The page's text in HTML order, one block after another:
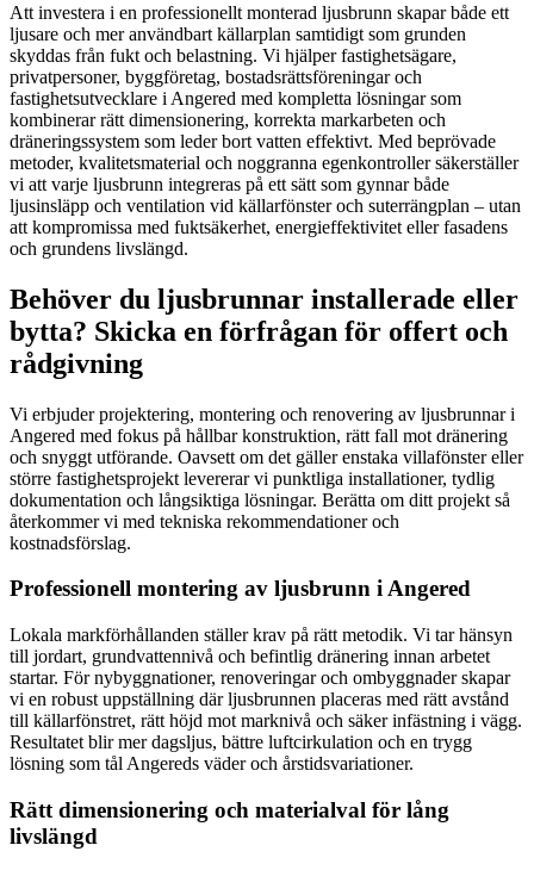
Att investera i en professionellt monterad ljusbrunn skapar både ett
ljusare och mer användbart källarplan samtidigt som grunden
skyddas från fukt och belastning. Vi hjälper fastighetsägare,
privatpersoner, byggföretag, bostadsrättsföreningar och
fastighetsutvecklare i Angered med kompletta lösningar som
kombinerar rätt dimensionering, korrekta markarbeten och
dräneringssystem som leder bort vatten effektivt. Med beprövade
metoder, kvalitetsmaterial och noggranna egenkontroller säkerställer
vi att varje ljusbrunn integreras på ett sätt som gynnar både
ljusinsläpp och ventilation vid källarfönster och suterrängplan – utan
att kompromissa med fuktsäkerhet, energieffektivitet eller fasadens
och grundens livslängd.
Behöver du ljusbrunnar installerade eller
bytta? Skicka en förfrågan för offert och
rådgivning
Vi erbjuder projektering, montering och renovering av ljusbrunnar i
Angered med fokus på hållbar konstruktion, rätt fall mot dränering
och snyggt utförande. Oavsett om det gäller enstaka villafönster eller
större fastighetsprojekt levererar vi punktliga installationer, tydlig
dokumentation och långsiktiga lösningar. Berätta om ditt projekt så
återkommer vi med tekniska rekommendationer och
kostnadsförslag.
Professionell montering av ljusbrunn i Angered
Lokala markförhållanden ställer krav på rätt metodik. Vi tar hänsyn
till jordart, grundvattennivå och befintlig dränering innan arbetet
startar. För nybyggnationer, renoveringar och ombyggnader skapar
vi en robust uppställning där ljusbrunnen placeras med rätt avstånd
till källarfönstret, rätt höjd mot marknivå och säker infästning i vägg.
Resultatet blir mer dagsljus, bättre luftcirkulation och en trygg
lösning som tål Angereds väder och årstidsvariationer.
Rätt dimensionering och materialval för lång
livslängd